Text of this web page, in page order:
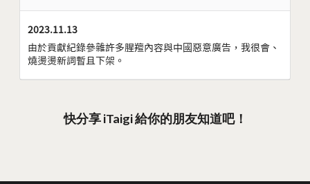
2023.11.13
由於貢獻紀錄參雜許多腥羶內容與中國惡意廣告，我很會、
燒燙燙新詞暫且下架。
快分享 iTaigi 給你的朋友知道吧！